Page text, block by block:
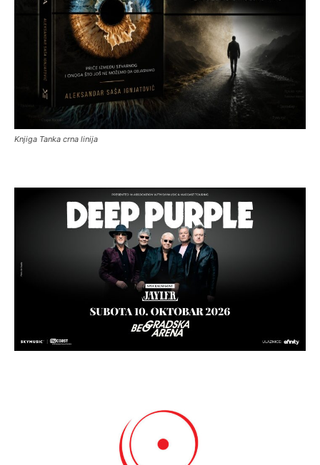
Knjiga Tanka crna linija